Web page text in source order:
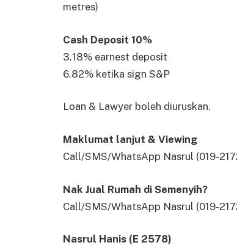
metres)
Cash Deposit 10%
3.18% earnest deposit
6.82% ketika sign S&P
Loan & Lawyer boleh diuruskan.
Maklumat lanjut & Viewing
Call/SMS/WhatsApp Nasrul (019-
Nak Jual Rumah di Semenyih?
Call/SMS/WhatsApp Nasrul (019-
Nasrul Hanis (E 2578)